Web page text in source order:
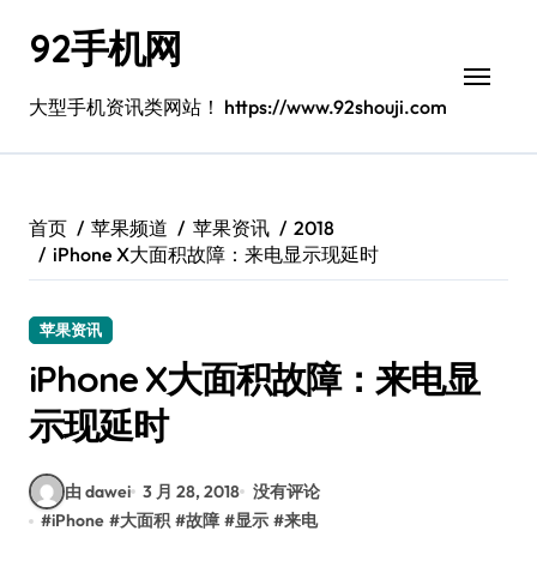
92手机网
大型手机资讯类网站！ https://www.92shouji.com
首页 苹果频道 苹果资讯
2018
iPhone X大面积故障：来电显示现延时
苹果资讯
iPhone X大面积故障：来电显
示现延时
由 dawei 3 月 28, 2018 没有评论
#iPhone #大面积 #故障 #显示 #来电